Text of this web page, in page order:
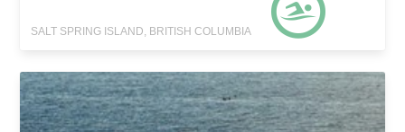
SALT SPRING ISLAND, BRITISH COLUMBIA